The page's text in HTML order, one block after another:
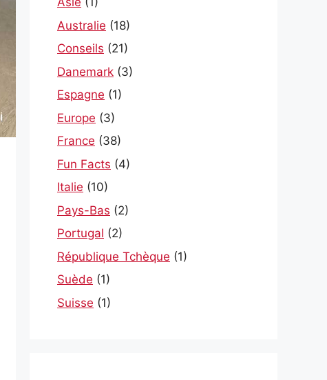
Australie (18)
Conseils (21)
Danemark (3)
Espagne (1)
Europe (3)
France (38)
Fun Facts (4)
Italie (10)
Pays-Bas (2)
Portugal (2)
République Tchèque (1)
Suède (1)
Suisse (1)